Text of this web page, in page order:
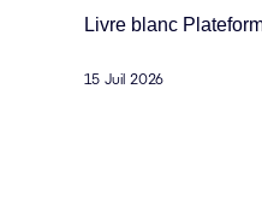
Livre blanc
15 Juil 2026